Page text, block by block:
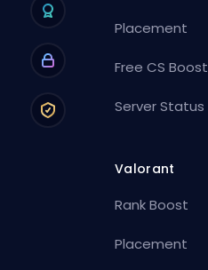
Placement
Free CS Boost
Server Status
Valorant
Rank Boost
Placement